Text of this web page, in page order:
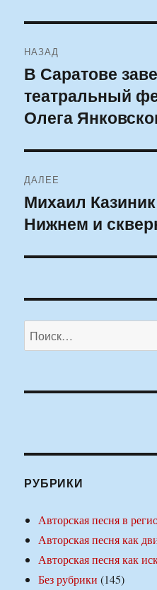
по
записям
НАЗАД
Предыдущая
запись:
В Саратове
театральный
Олега
ДАЛЕЕ
Следующая
запись:
Михаил
Нижнем и
Искать:
РУБРИКИ
Авторская песня в
Авторская песня как
Авторская песня как
Без рубрики (145)